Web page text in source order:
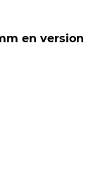
en version